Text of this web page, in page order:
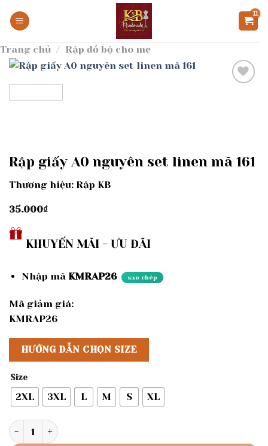
qua
dung
Trang chủ / Rập đồ bộ cho mẹ
Rập giấy A0 nguyên set linen mã 161
Thương hiệu: Rập KB
35.000₫
KHUYẾN MÃI - ƯU ĐÃI
Nhập mã KMRAP26 sao chép
Mã giảm giá:
KMRAP26
HƯỚNG DẪN CHỌN SIZE
Size
2XL 3XL L M S XL
Rập giấy A0 nguyên set linen mã 161 số lượng